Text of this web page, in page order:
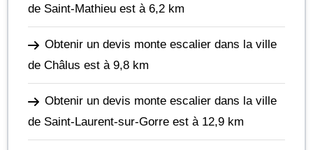
de Saint-Mathieu est à 6,2 km
Obtenir un devis monte escalier dans la ville
de Châlus est à 9,8 km
Obtenir un devis monte escalier dans la ville
de Saint-Laurent-sur-Gorre est à 12,9 km